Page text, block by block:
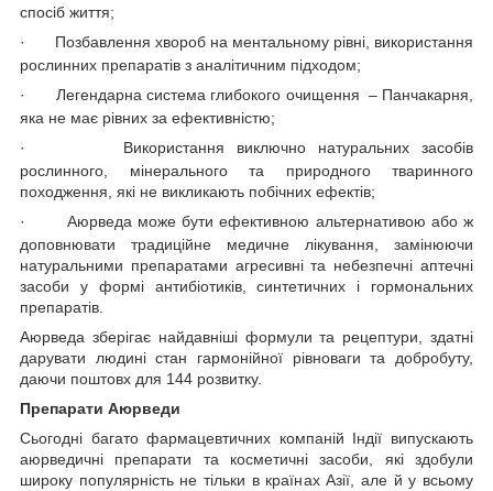
спосіб життя;
·
Позбавлення хвороб на ментальному рівні, використання
рослинних препаратів з аналітичним підходом;
·
Легендарна система глибокого очищення – Панчакарня,
яка не має рівних за ефективністю;
·
Використання виключно натуральних засобів
рослинного, мінерального та природного тваринного
походження, які не викликають побічних ефектів;
·
Аюрведа може бути ефективною альтернативою або ж
доповнювати традиційне медичне лікування, замінюючи
натуральними препаратами агресивні та небезпечні аптечні
засоби у формі антибіотиків, синтетичних і гормональних
препаратів.
Аюрведа зберігає найдавніші формули та рецептури, здатні
дарувати людині стан гармонійної рівноваги та добробуту,
даючи поштовх для 144 розвитку.
Препарати Аюрведи
Сьогодні багато фармацевтичних компаній Індії випускають
аюрведичні препарати та косметичні засоби, які здобули
широку популярність не тільки в країнах Азії, але й у всьому